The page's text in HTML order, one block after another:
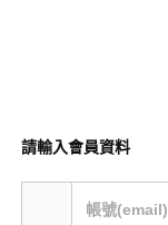
請輸入會員資料
帳號(email)